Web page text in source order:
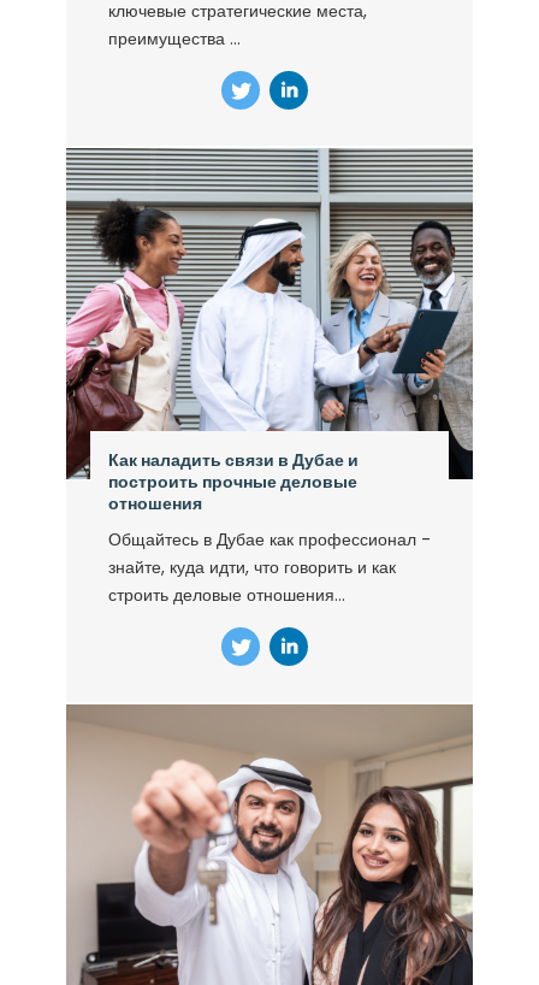
ключевые стратегические места,
преимущества ...
Как наладить связи в Дубае и
построить прочные деловые
отношения
Общайтесь в Дубае как профессионал -
знайте, куда идти, что говорить и как
строить деловые отношения...